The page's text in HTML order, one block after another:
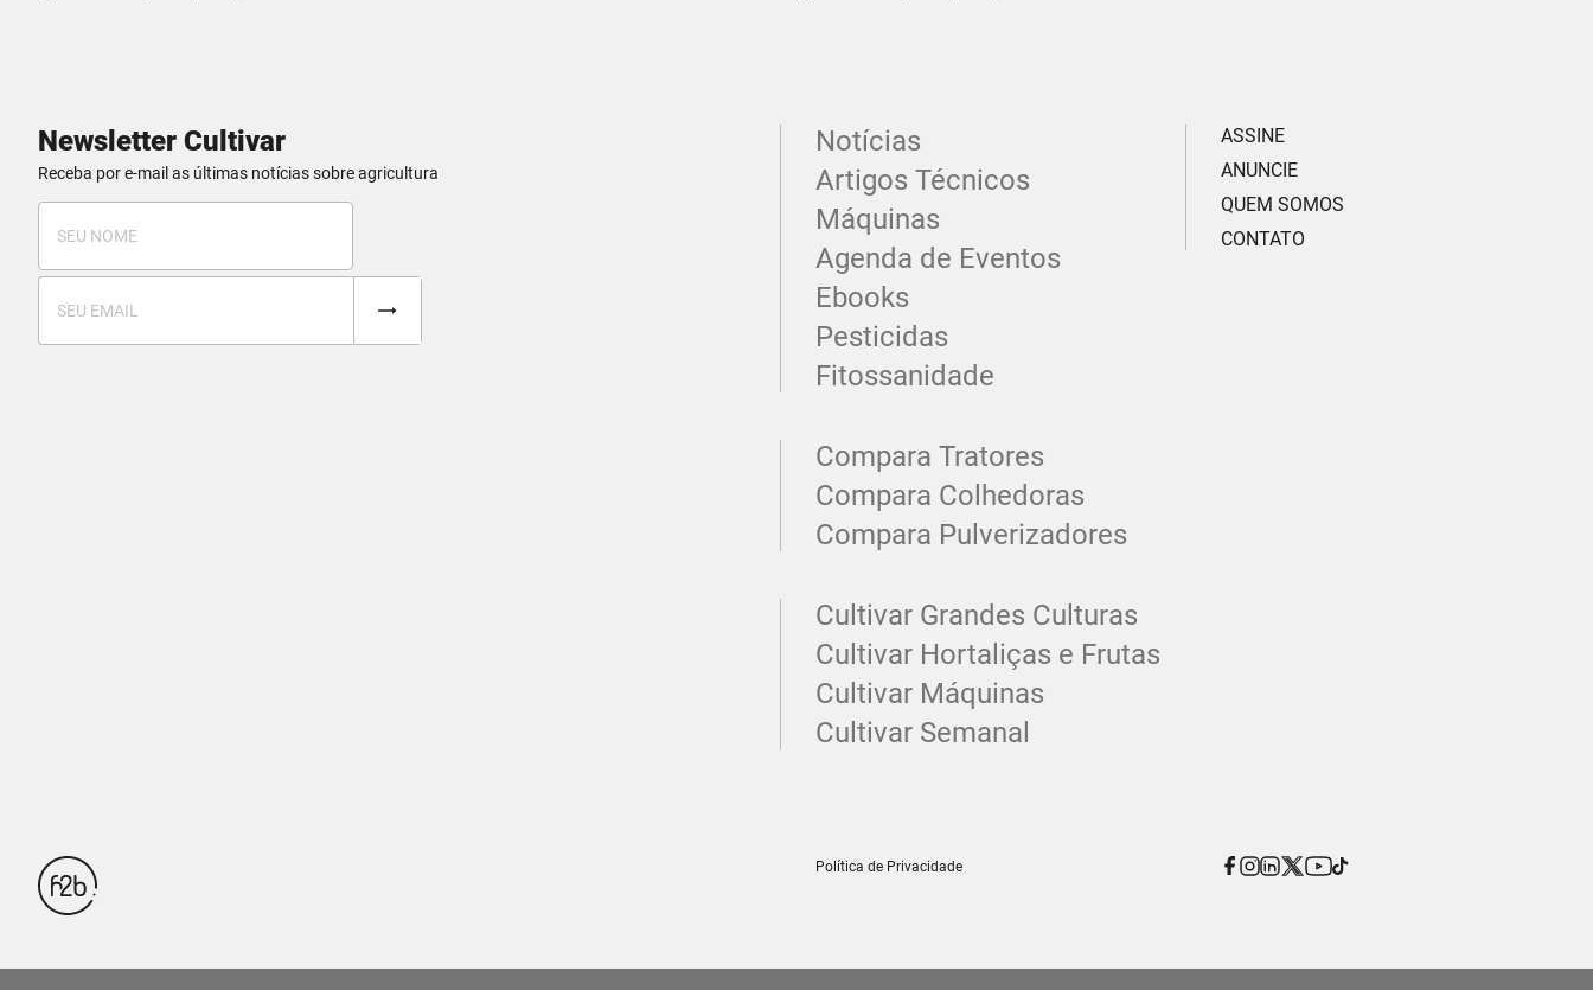
Newsletter Cultivar
Receba por e-mail as últimas notícias sobre agricultura
Notícias
Artigos Técnicos
Máquinas
Agenda de Eventos
Ebooks
Pesticidas
Fitossanidade
Compara Tratores
Compara Colhedoras
Compara Pulverizadores
Cultivar Grandes Culturas
Cultivar Hortaliças e Frutas
Cultivar Máquinas
Cultivar Semanal
ASSINE
ANUNCIE
QUEM SOMOS
CONTATO
Política de Privacidade